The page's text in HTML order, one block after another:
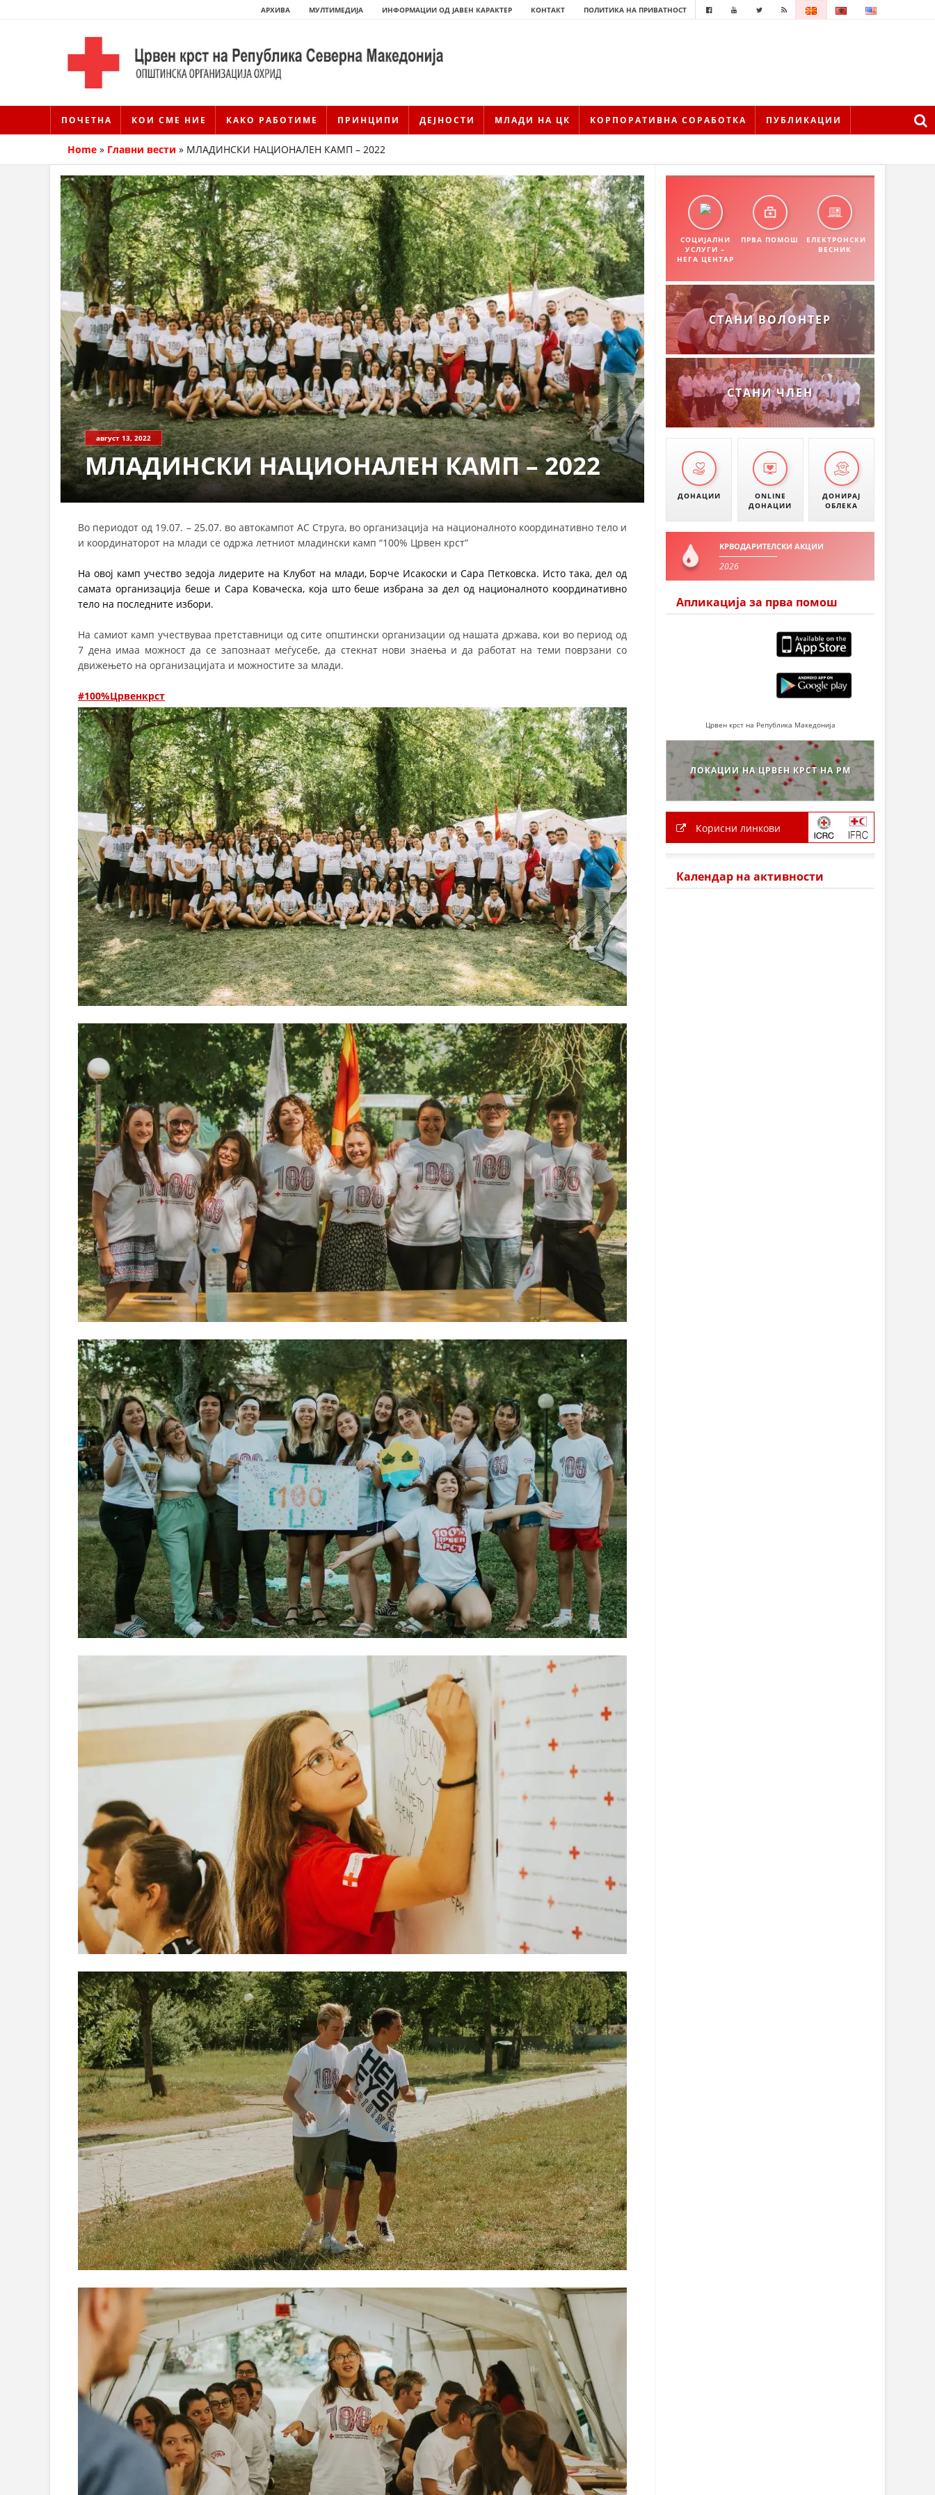
АРХИВА МУЛТИМЕДИЈА ИНФОРМАЦИИ ОД ЈАВЕН КАРАКТЕР КОНТАКТ ПОЛИТИКА НА ПРИВАТНОСТ
ПОЧЕТНА КОИ СМЕ НИЕ КАКО РАБОТИМЕ ПРИНЦИПИ ДЕЈНОСТИ МЛАДИ НА ЦК КОРПОРАТИВНА СОРАБОТКА ПУБЛИКАЦИИ
ИСТОРИЈАТ НА ЦКРМ
ИСТОРИЈАТ НА ДВИЖЕЊЕТО
СТРУКТУРА НА ОРГАНИЗАЦИЈАТА
КОНТАКТ ИНФОРМАЦИИ
ЧЛЕНСТВО ВО ПРОФЕСИОНАЛНИ ТЕЛА
ЗАКОН ЗА ЦКРМ
СТАТУТ НА ЦКРМ
ОРГАНИЗАЦИЈА И РАЗВОЈ
СОБРАНИЕ
ДИСЕМИНАЦИЈА
УПОТРЕБА И ЗАШТИТА НА АМБЛЕМОТ
СОЦИЈАЛНО ХУМАНИТАРНА ДЕЈНОСТ
КАКО ДА ДОНИРАТЕ
ПОДГОТВЕНОСТ И ДЕЈСТВО ПРИ КАТАСТРОФИ
ТИМОВИ НА ООЦК ОХРИД
ПРОЕКТИ – ПОДГОТВЕНОСТ И ДЕЈСТВУВАЊЕ ПРИ КАТАСТРОФИ
ОДНОСИ СО ЈАВНОСТ
ИСТРАЖУВАЊЕ НА ЈАВНО МИСЛЕЊЕ
МЕЃУНАРОДНА СОРАБОТКА
ЗНАЧЕЊЕ НА СЛУЖБАТА ЗА БАРАЊЕ
ФОРМУЛАРИ ЗА БАРАЊА
ПРВА ПОМОШ
КРВОДАРИТЕЛСТВО
ИНФОРМАЦИИ ЗА БОЛЕСТИ
МЕНАЏМЕНТ НА ВОЛОНТЕРИ
ЗА НАС
ДЕЈСТВУВАЊЕ
ПРИРАЧНИЦИ
СТРАТЕГИИ
ЕДУКАТИВНО ИНФОРМАТИВНИ МАТЕРИЈАЛИ
БРОШУРИ
ПОСТЕРИ
ПРЕЗЕНТАЦИИ
Home » Главни вести » МЛАДИНСКИ НАЦИОНАЛЕН КАМП – 2022
август 13, 2022
МЛАДИНСКИ НАЦИОНАЛЕН КАМП – 2022
Во периодот од 19.07. – 25.07. во автокампот АС Струга, во организација на националното координативно тело и
и координаторот на млади се одржа летниот младински камп “100% Црвен крст”
На овој камп учество зедоја лидерите на Клубот на млади, Борче Исакоски и Сара Петковска. Исто така, дел од
самата организација беше и Сара Коваческа, која што беше избрана за дел од националното координативно
тело на последните избори.
На самиот камп учествуваа претставници од сите општински организации од нашата држава, кои во период од
7 дена имаа можност да се запознаат меѓусебе, да стекнат нови знаења и да работат на теми поврзани со
движењето на организацијата и можностите за млади.
#100%Црвенкрст
СОЦИЈАЛНИ
УСЛУГИ –
НЕГА ЦЕНТАР
ПРВА ПОМОШ
ЕЛЕКТРОНСКИ
ВЕСНИК
СТАНИ ВОЛОНТЕР
СТАНИ ЧЛЕН
ДОНАЦИИ
ONLINE
ДОНАЦИИ
ДОНИРАЈ
ОБЛЕКА
КРВОДАРИТЕЛСКИ АКЦИИ
2026
Апликација за прва помош
Црвен крст на Република Македонија
ЛОКАЦИИ НА ЦРВЕН КРСТ НА РМ
Корисни линкови
Календар на активности